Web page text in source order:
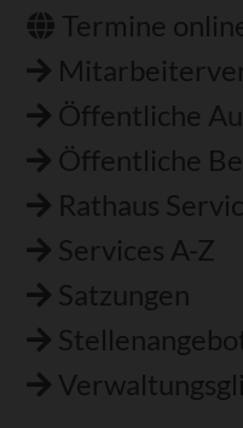
Termine
Öffentliche
Öffentliche
Rathaus
Services A-Z
Satzungen